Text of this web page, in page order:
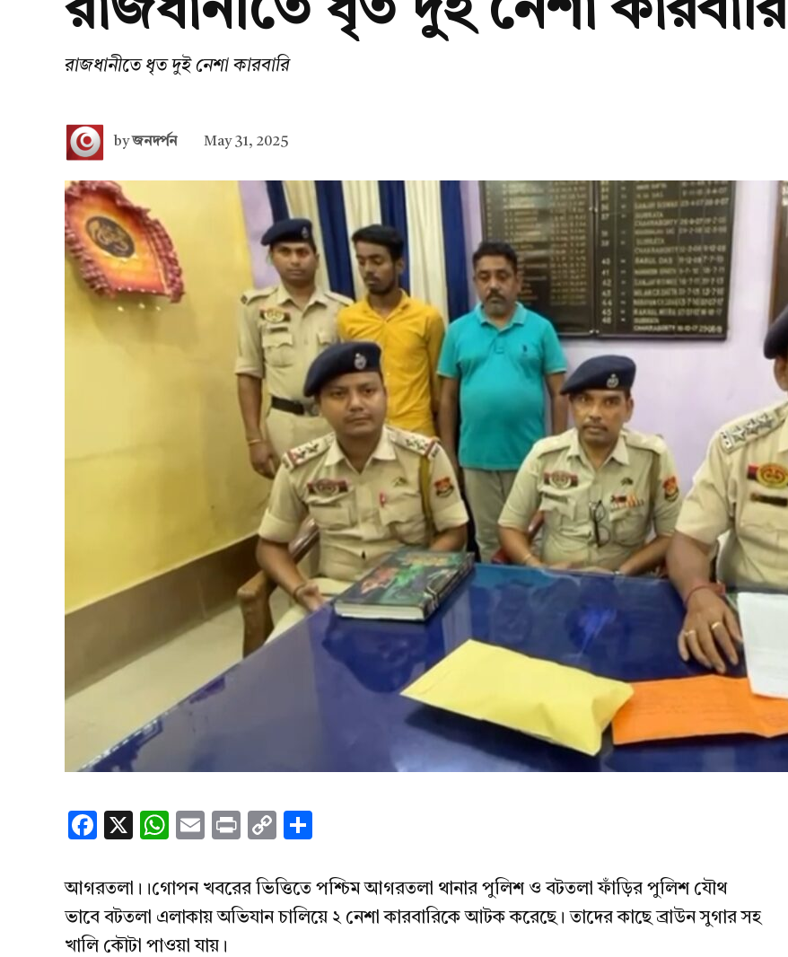
রাজধানীতে ধৃত দুই নেশা কারবারি
রাজধানীতে ধৃত দুই নেশা কারবারি
byজনদর্পন May 31, 2025
Facebook
X WhatsApp
EmailPrintCopy
আগরতলা।।গোপন খবরের ভিত্তিতে পশ্চিম আগরতলা থানার পুলিশ ও বটতলা ফাঁড়ির পুলিশ যৌথ
ভাবে বটতলা এলাকায় অভিযান চালিয়ে ২ নেশা কারবারিকে আটক করেছে। তাদের কাছে ব্রাউন সুগার সহ
খালি কৌটা পাওয়া যায়।